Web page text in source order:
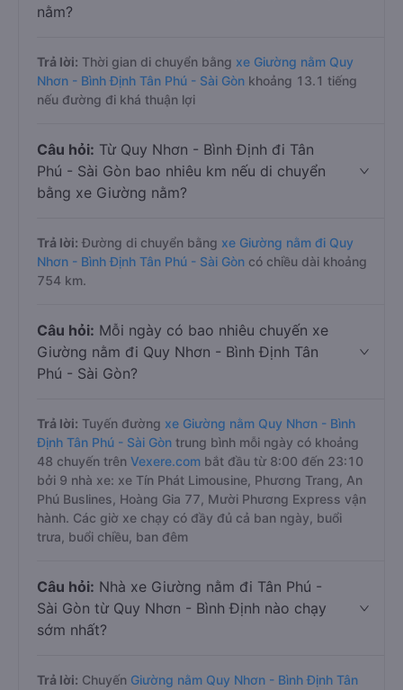
nằm?
Trả lời: Thời gian di chuyển bằng xe Giường nằm Quy
Nhơn - Bình Định Tân Phú - Sài Gòn khoảng 13.1 tiếng
nếu đường đi khá thuận lợi
Câu hỏi: Từ Quy Nhơn - Bình Định đi Tân
Phú - Sài Gòn bao nhiêu km nếu di chuyển
bằng xe Giường nằm?
Trả lời: Đường di chuyển bằng xe Giường nằm đi Quy
Nhơn - Bình Định Tân Phú - Sài Gòn có chiều dài khoảng
754 km.
Câu hỏi: Mỗi ngày có bao nhiêu chuyến xe
Giường nằm đi Quy Nhơn - Bình Định Tân
Phú - Sài Gòn?
Trả lời: Tuyến đường xe Giường nằm Quy Nhơn - Bình
Định Tân Phú - Sài Gòn trung bình mỗi ngày có khoảng
48 chuyến trên Vexere.com bắt đầu từ 8:00 đến 23:10
bởi 9 nhà xe: xe Tín Phát Limousine, Phương Trang, An
Phú Buslines, Hoàng Gia 77, Mười Phương Express vận
hành. Các giờ xe chạy có đầy đủ cả ban ngày, buổi
trưa, buổi chiều, ban đêm
Câu hỏi: Nhà xe Giường nằm đi Tân Phú -
Sài Gòn từ Quy Nhơn - Bình Định nào chạy
sớm nhất?
Trả lời: Chuyến Giường nằm Quy Nhơn - Bình Định Tân